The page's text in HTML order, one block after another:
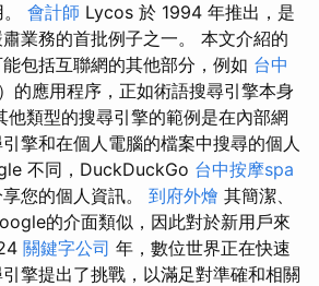
會計師 Lycos 於 1994 年推出，是
業務的首批例子之一。 本文介紹的
包括互聯網的其他部分，例如 台中
的應用程序，正如術語搜尋引擎本身
他類型的搜尋引擎的範例是在內部網
擎和在個人電腦的檔案中搜尋的個人
不同，DuckDuckGo 台中按摩spa
您的個人資訊。 到府外燴 其簡潔、
的介面類似，因此對於新用戶來
關鍵字公司 年，數位世界正在快速
擎提出了挑戰，以滿足對準確和相關